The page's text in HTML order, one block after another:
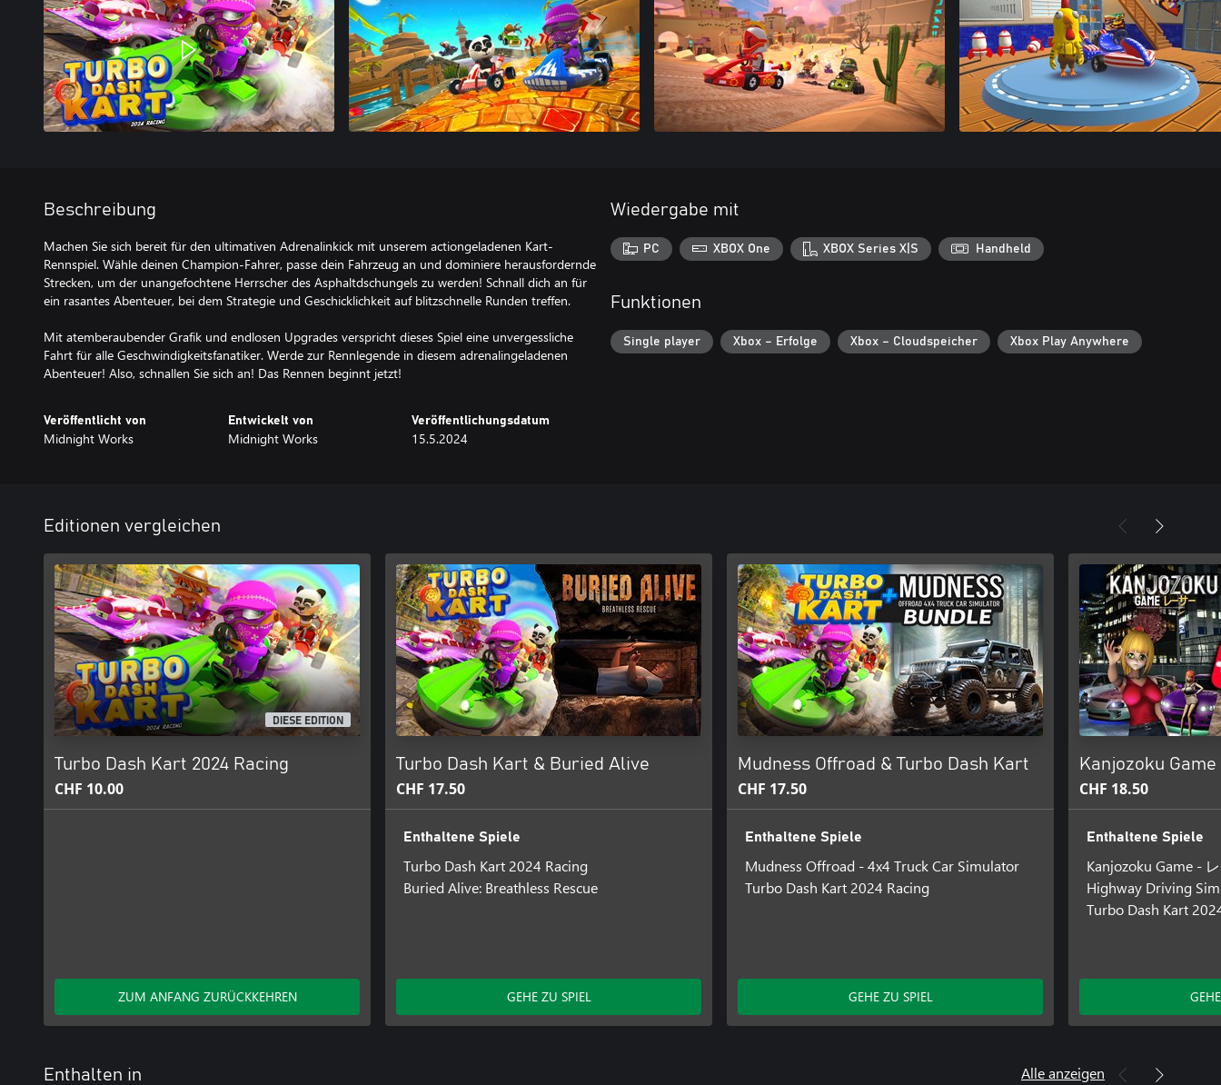
Beschreibung
Machen Sie sich bereit für den ultimativen Adrenalinkick mit unserem actiongeladenen Kart-
Rennspiel. Wähle deinen Champion-Fahrer, passe dein Fahrzeug an und dominiere herausfordernde
Strecken, um der unangefochtene Herrscher des Asphaltdschungels zu werden! Schnall dich an für
ein rasantes Abenteuer, bei dem Strategie und Geschicklichkeit auf blitzschnelle Runden treffen.
Mit atemberaubender Grafik und endlosen Upgrades verspricht dieses Spiel eine unvergessliche
Fahrt für alle Geschwindigkeitsfanatiker. Werde zur Rennlegende in diesem adrenalingeladenen
Abenteuer! Also, schnallen Sie sich an! Das Rennen beginnt jetzt!
Veröffentlicht von
Midnight Works
Entwickelt von
Midnight Works
Veröffentlichungsdatum
15.5.2024
Wiedergabe mit
PC XBOX One XBOX Series X|S Handheld
Funktionen
Single player Xbox – Erfolge Xbox – Cloudspeicher Xbox Play Anywhere
Editionen vergleichen
DIESE EDITION
Turbo Dash Kart 2024 Racing
CHF 10.00
ZUM ANFANG ZURÜCKKEHREN
Turbo Dash Kart & Buried Alive
CHF 17.50
Enthaltene Spiele
Turbo Dash Kart 2024 Racing
Buried Alive: Breathless Rescue
GEHE ZU SPIEL
Mudness Offroad & Turbo Dash Kart
CHF 17.50
Enthaltene Spiele
Mudness Offroad - 4x4 Truck Car Simulator
Turbo Dash Kart 2024 Racing
GEHE ZU SPIEL
Kanjozoku
CHF 18.50
Enthaltene Spiele
Kanjozoku Game -
Highway Driving
Turbo Dash Kart
Enthalten in Alle anzeigen